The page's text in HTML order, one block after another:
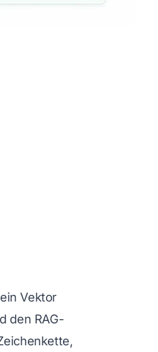
Vektor
den RAG-